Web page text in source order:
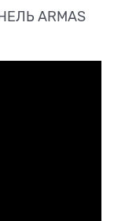
ARMAS